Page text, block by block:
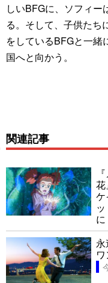
しいBFGに、ソフィー
る。そして、子供たち
をしているBFGと一緒
国へと向かう。
関連記事
花
ケ
に